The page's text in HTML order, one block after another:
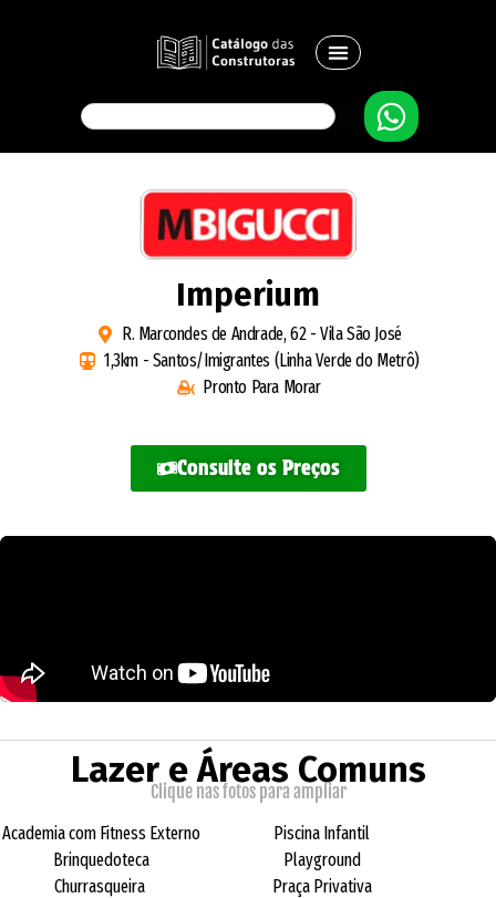
Imperium
R. Marcondes de Andrade, 62 - Vila São José
1,3km - Santos/Imigrantes (Linha Verde do Metrô)
Pronto Para Morar
Consulte os Preços
Lazer e Áreas Comuns
Clique nas fotos para ampliar
Academia com Fitness Externo
Brinquedoteca
Churrasqueira
Piscina Infantil
Playground
Praça Privativa